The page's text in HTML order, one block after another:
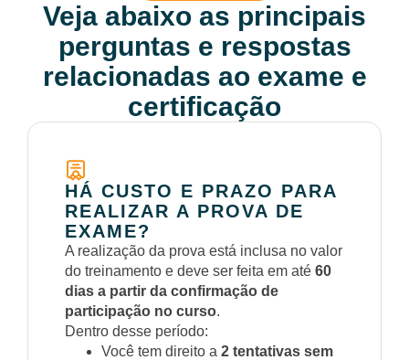
Veja abaixo as principais
perguntas e respostas
relacionadas ao exame e
certificação
HÁ CUSTO E PRAZO PARA
REALIZAR A PROVA DE
EXAME?
A realização da prova está inclusa no valor
do treinamento e deve ser feita em até 60
dias a partir da confirmação de
participação no curso.
Dentro desse período:
Você tem direito a 2 tentativas sem